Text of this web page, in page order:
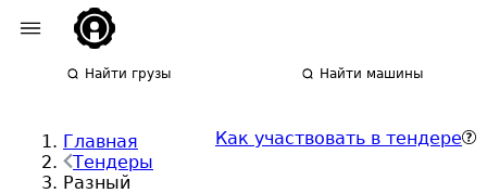
Найти грузы Найти машины
Главная
Тендеры
Разный
Как участвовать в тендере